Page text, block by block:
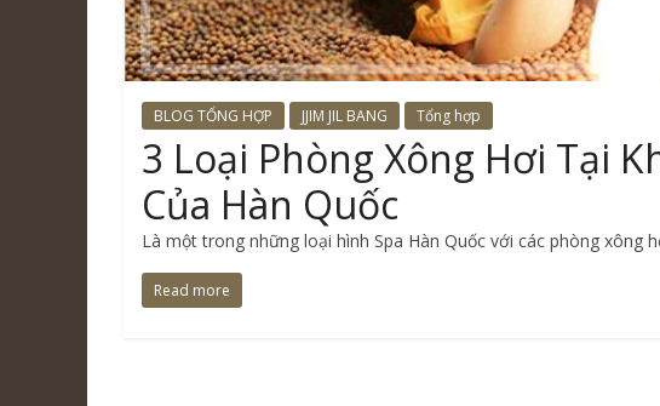
BLOG TỔNG HỢP JJIM JIL BANG Tổng hợp
3 Loại Phòng Xông Hơi Tại
Của Hàn Quốc
Là một trong những loại hình Spa Hàn Quốc với các phòng xông
Read more